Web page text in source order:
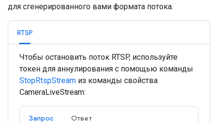
для сгенерированного вами формата потока.
RTSP
Чтобы остановить поток RTSP, используйте
токен для аннулирования с помощью команды
StopRtspStream из команды свойства
CameraLiveStream:
Запрос Ответ